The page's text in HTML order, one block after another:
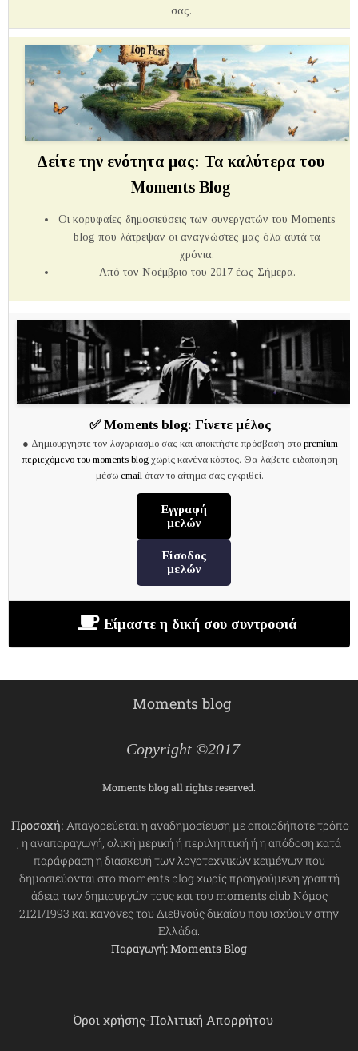
σας.
Δείτε την ενότητα μας: Τα καλύτερα του
Moments Blog
Οι κορυφαίες δημοσιεύσεις των συνεργατών του Μoments
blog που λάτρεψαν οι αναγνώστες μας όλα αυτά τα
χρόνια.
Από τον Νοέμβριο του 2017 έως Σήμερα.
✅Moments blog: Γίνετε μέλος
● Δημιουργήστε τον λογαριασμό σας και αποκτήστε πρόσβαση στοpremium
περιεχόμενο του moments blogχωρίς κανένα κόστος. Θα λάβετε ειδοποίηση
μέσω email όταν το αίτημα σας εγκριθεί.
Εγγραφή
μελών
Είσοδος
μελών
Είμαστε η δική σου συντροφιά
Moments blog
Copyright ©2017
Moments blog all rights reserved.
Προσοχή: Απαγορεύεται η αναδημοσίευση με οποιοδήποτε τρόπο
, η αναπαραγωγή, ολική μερική ή περιληπτική ή η απόδοση κατά
παράφραση η διασκευή των λογοτεχνικών κειμένων που
δημοσιεύονται στο moments blog χωρίς προηγούμενη γραπτή
άδεια των δημιουργών τους και του moments club.Νόμος
2121/1993 και κανόνες του Διεθνούς δικαίου που ισχύουν στην
Ελλάδα.
Παραγωγή: Moments Blog
Όροι χρήσης-Πολιτική Απορρήτου